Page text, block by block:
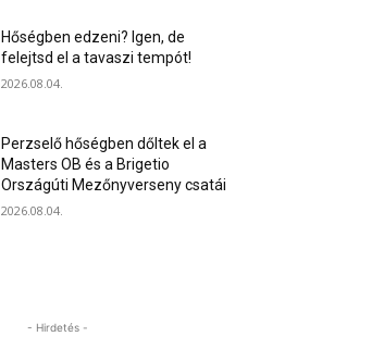
Hőségben edzeni? Igen, de
felejtsd el a tavaszi tempót!
2026.08.04.
Perzselő hőségben dőltek el a
Masters OB és a Brigetio
Országúti Mezőnyverseny csatái
2026.08.04.
- Hirdetés -